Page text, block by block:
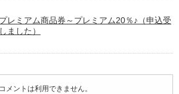
レミアム商品券～プレミアム20％♪（申込受
ました）
コメントは利用できません。